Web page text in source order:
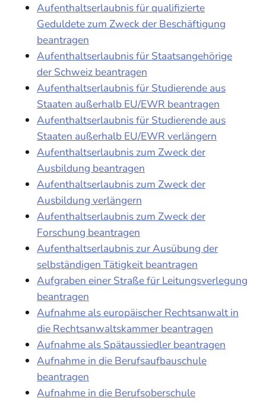
Aufenthaltserlaubnis für qualifizierte
Geduldete zum Zweck der Beschäftigung
beantragen
Aufenthaltserlaubnis für Staatsangehörige
der Schweiz beantragen
Aufenthaltserlaubnis für Studierende aus
Staaten außerhalb EU/EWR beantragen
Aufenthaltserlaubnis für Studierende aus
Staaten außerhalb EU/EWR verlängern
Aufenthaltserlaubnis zum Zweck der
Ausbildung beantragen
Aufenthaltserlaubnis zum Zweck der
Ausbildung verlängern
Aufenthaltserlaubnis zum Zweck der
Forschung beantragen
Aufenthaltserlaubnis zur Ausübung der
selbständigen Tätigkeit beantragen
Aufgraben einer Straße für Leitungsverlegung
beantragen
Aufnahme als europäischer Rechtsanwalt in
die Rechtsanwaltskammer beantragen
Aufnahme als Spätaussiedler beantragen
Aufnahme in die Berufsaufbauschule
beantragen
Aufnahme in die Berufsoberschule